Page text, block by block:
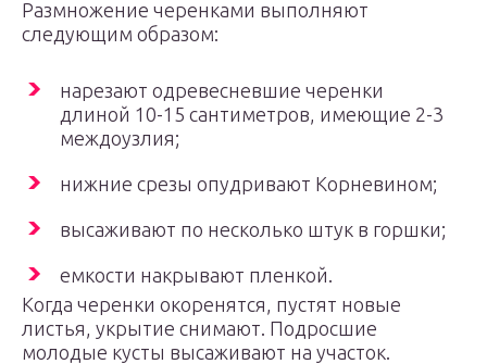
Размножение черенками выполняют
следующим образом:
нарезают одревесневшие черенки
длиной 10-15 сантиметров, имеющие 2-3
междоузлия;
нижние срезы опудривают Корневином;
высаживают по несколько штук в горшки;
емкости накрывают пленкой.
Когда черенки окоренятся, пустят новые
листья, укрытие снимают. Подросшие
молодые кусты высаживают на участок.